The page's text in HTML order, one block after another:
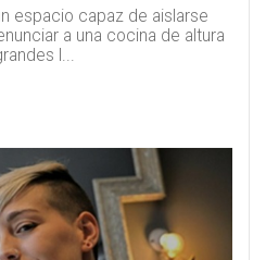
espacio capaz de aislarse
a una cocina de altura
l...